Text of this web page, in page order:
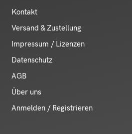
Kontakt
Versand & Zustellung
Impressum / Lizenzen
Datenschutz
AGB
Über uns
Anmelden / Registrieren